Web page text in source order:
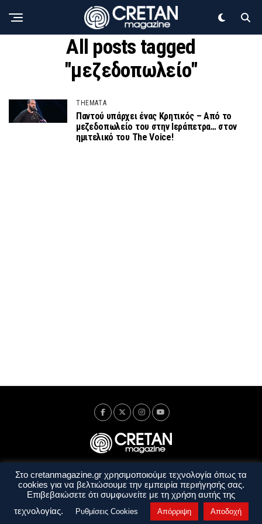
All posts tagged
"μεζεδοπωλείο"
THEMATA
Παντού υπάρχει ένας Κρητικός – Από το
μεζεδοπωλείο του στην Ιεράπετρα… στον
ημιτελικό του The Voice!
Ταυτότητα Πολιτική Απορρήτου
Όροι Χρήσης
Όροι και Προϋποθέσεις
Στο cretanmagazine.gr χρησιμοποιούμε τεχνολογία όπως τα
cookies για να βελτιώσουμε την εμπειρία περιήγησής σας.
Επιβεβαιώσετε ότι συμφωνείτε με τη χρήση αυτής της
τεχνολογίας.
Ρυθμίσεις Cookies Απόρριψη Αποδοχή